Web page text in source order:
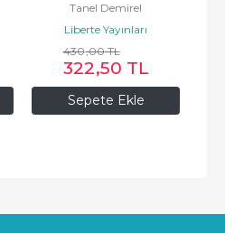
Sepete Ekle
Tanel Demirel
Liberte Yayınları
430,00TL
322,50 TL